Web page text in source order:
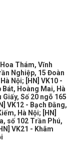
Thám, Vĩnh
Nghiệp, 15 Đoàn
Nội;
[HN] VK10 -
Hoàng Mai, Hà
Giấy, Số 20 ngõ 165
VK12 - Bạch Đằng,
Hà Nội;
[HN]
số 102 Trần Phú,
[HN] VK21 - Khâm